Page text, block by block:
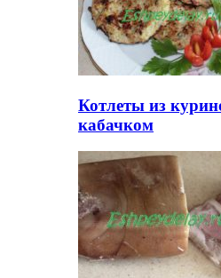
Котлеты из
кабачком